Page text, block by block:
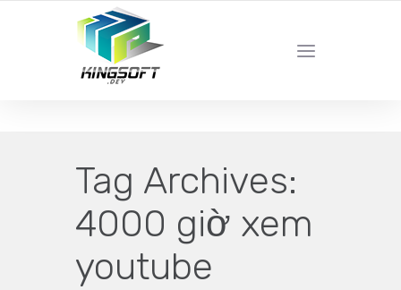
YOUR LOCAL DIGITAL MARKETING AGENCY
Tag Archives:
4000 giờ xem
youtube